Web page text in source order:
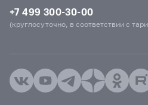
+7 499 300-30-00
(круглосуточно, в соответствии с